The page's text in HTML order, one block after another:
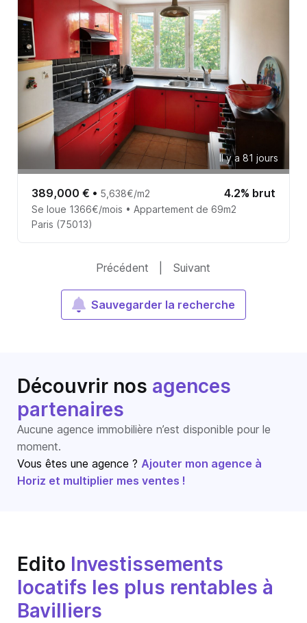
Il y a 81 jours
389,000 € • 5,638€/m2 4.2% brut
Se loue 1366€/mois • Appartement de 69m2
Paris (75013)
Précédent Suivant
Sauvegarder la recherche
Découvrir nos agences
partenaires
Aucune agence immobilière n’est disponible pour le
moment.
Vous êtes une agence ? Ajouter mon agence à
Horiz et multiplier mes ventes !
Edito Investissements
locatifs les plus rentables à
Bavilliers